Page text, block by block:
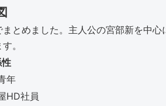
とめました。主人公の宮部新を中
。
性
年
HD社員